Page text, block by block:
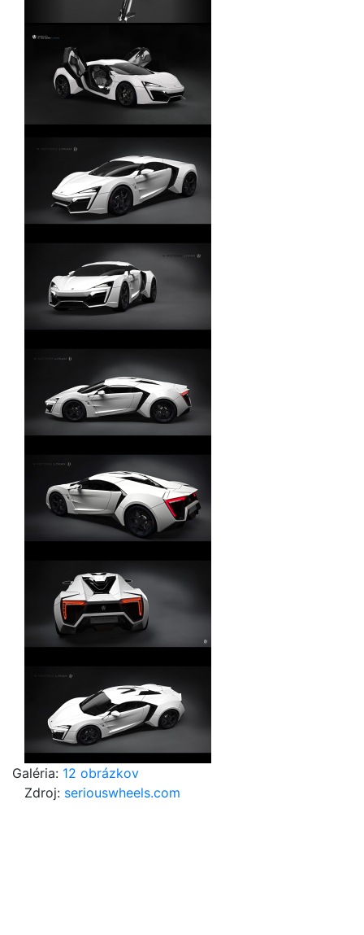
Galéria: 12 obrázkov
Zdroj: ​ seriouswheels.com